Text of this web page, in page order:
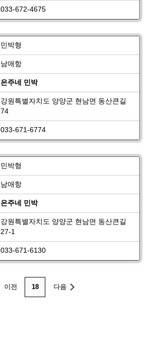
033-672-4675
민박형
남애항
은주네 민박
강원특별자치도 양양군 현남면 동산큰길
74
033-671-6774
민박형
남애항
은주네 민박
강원특별자치도 양양군 현남면 동산큰길
27-1
033-671-6130
이전 18 다음